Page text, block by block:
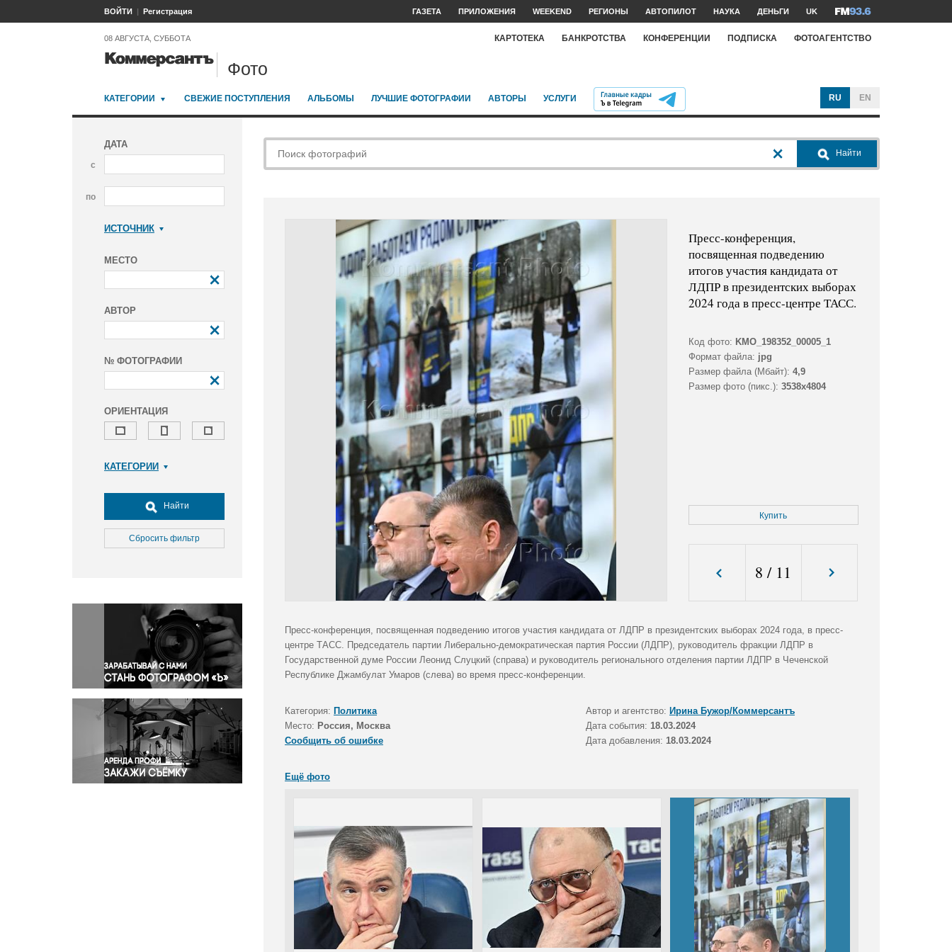
ВОЙТИ Регистрация ГАЗЕТА ПРИЛОЖЕНИЯ WEEKEND РЕГИОНЫ АВТОПИЛОТ НАУКА ДЕНЬГИ UK
08 АВГУСТА, СУББОТА КАРТОТЕКА БАНКРОТСТВА КОНФЕРЕНЦИИ ПОДПИСКА ФОТОАГЕНТСТВО
Фото
КАТЕГОРИИ СВЕЖИЕ ПОСТУПЛЕНИЯ АЛЬБОМЫ ЛУЧШИЕ ФОТОГРАФИИ АВТОРЫ УСЛУГИ RU EN
ДАТА
с
по
ИСТОЧНИК
МЕСТО
АВТОР
№ ФОТОГРАФИИ
ОРИЕНТАЦИЯ
КАТЕГОРИИ
Досуг, туризм и отдых
Культура
Медицина
Окружающая среда
Политика
Правосудие
Происшествия и конфликты
Религия
Светская жизнь
Спорт
Экология
Экономика и бизнес
Найти
Сбросить фильтр
Найти
Пресс-конференция,
посвященная подведению
итогов участия кандидата от
ЛДПР в президентских выборах
2024 года в пресс-центре ТАСС.
Код фото: KMO_198352_00005_1
Формат файла: jpg
Размер файла (Мбайт): 4,9
Размер фото (пикс.): 3538x4804
Купить
8 / 11
Пресс-конференция, посвященная подведению итогов участия кандидата от ЛДПР в президентских выборах 2024 года, в пресс-
центре ТАСС. Председатель партии Либерально-демократическая партия России (ЛДПР), руководитель фракции ЛДПР в
Государственной думе России Леонид Слуцкий (справа) и руководитель регионального отделения партии ЛДПР в Чеченской
Республике Джамбулат Умаров (слева) во время пресс-конференции.
Категория: Политика Автор и агентство: Ирина Бужор/Коммерсантъ
Место: Россия, Москва Дата события: 18.03.2024
Сообщить об ошибке
Дата добавления: 18.03.2024
Ещё фото